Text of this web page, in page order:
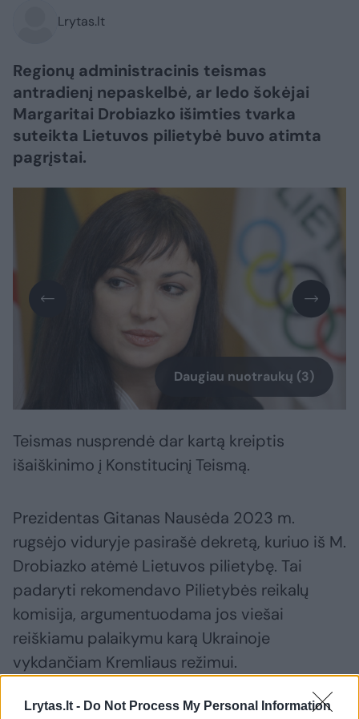
Lrytas.lt - Do Not Process My Personal Information
Lrytas.lt
Regionų administracinis teismas
antradienį nepaskelbė, ar ledo šokėjai
Margaritai Drobiazko išimties tvarka
suteikta Lietuvos pilietybė buvo atimta
pagrįstai.
Daugiau nuotraukų (3)
Teismas nusprendė dar kartą kreiptis
išaiškinimo į Konstitucinį Teismą.
Prezidentas Gitanas Nausėda 2023 m.
rugsėjo viduryje pasirašė dekretą, kuriuo iš M.
Drobiazko atėmė Lietuvos pilietybę. Tai
padaryti rekomendavo Pilietybės reikalų
komisija, argumentuodama jos viešai
reiškiamu palaikymu karą Ukrainoje
vykdančiam Kremliaus režimui.